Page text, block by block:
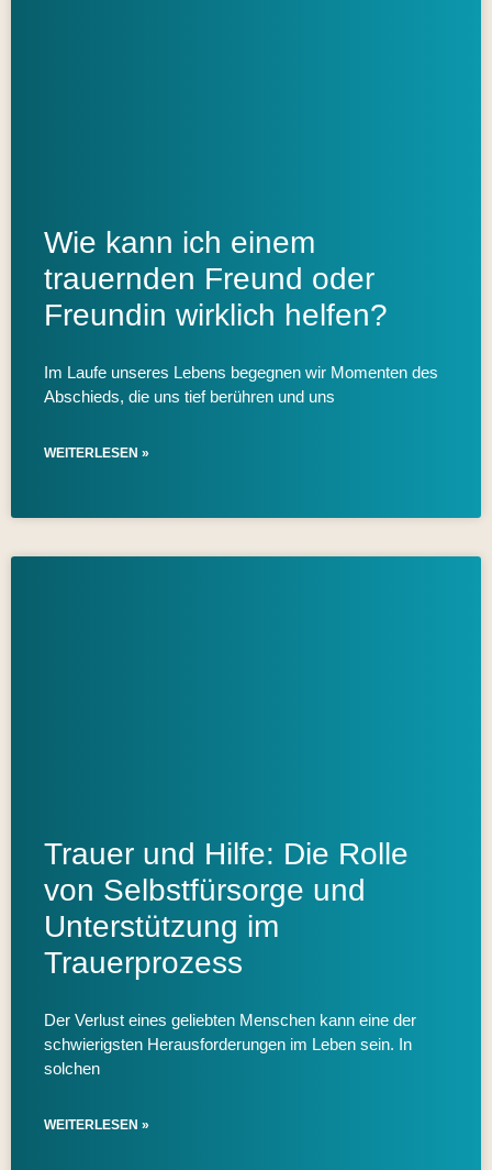
Wie kann ich einem
trauernden Freund oder
Freundin wirklich helfen?
Im Laufe unseres Lebens begegnen wir Momenten des
Abschieds, die uns tief berühren und uns
WEITERLESEN »
Trauer und Hilfe: Die Rolle
von Selbstfürsorge und
Unterstützung im
Trauerprozess
Der Verlust eines geliebten Menschen kann eine der
schwierigsten Herausforderungen im Leben sein. In
solchen
WEITERLESEN »